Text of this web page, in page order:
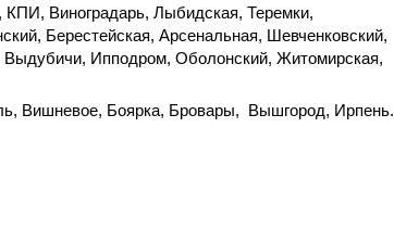
КПИ, Виноградарь, Лыбидская, Теремки,
Берестейская, Арсенальная, Шевченковский,
Ипподром, Оболонский, Житомирская,
Вишневое, Боярка, Бровары, Вышгород, Ирпень.